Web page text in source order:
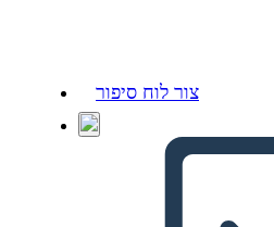
צור לוח סיפור